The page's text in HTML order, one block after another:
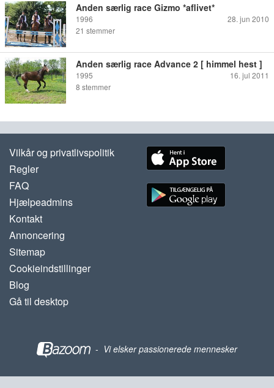
Anden særlig race Gizmo *aflivet*
1996
28. jun 2010
21 stemmer
Anden særlig race Advance 2 [ himmel hest ]
1995
16. jul 2011
8 stemmer
Vilkår og privatlivspolitik
Regler
FAQ
Hjælpeadmins
Kontakt
Annoncering
Sitemap
Cookieindstillinger
Blog
Gå til desktop
- Vi elsker passionerede mennesker